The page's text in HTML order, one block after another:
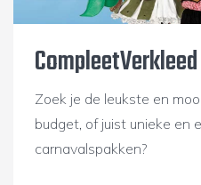
CompleetVerkleed
Zoek je de leukste en
budget, of juist unieke en
carnavalspakken?